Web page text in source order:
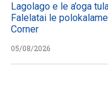
Lagolago e le a’oga
Falelatai le
Corner
05/08/2026